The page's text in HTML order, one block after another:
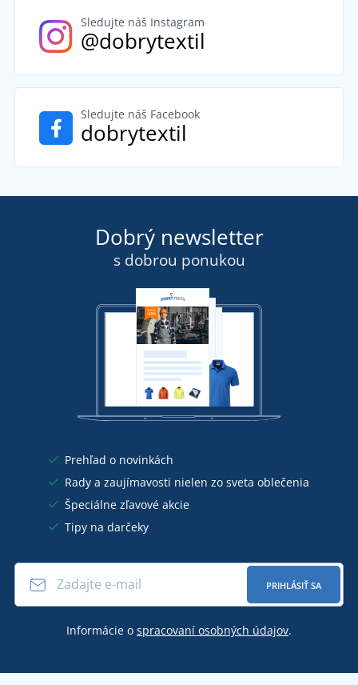
Sledujte náš Instagram
@dobrytextil
Sledujte náš Facebook
dobrytextil
Dobrý newsletter
s dobrou ponukou
Prehľad o novinkách
Rady a zaujímavosti nielen zo sveta oblečenia
Špeciálne zľavové akcie
Tipy na darčeky
PRIHLÁSIŤ SA
Informácie o spracovaní osobných údajov.